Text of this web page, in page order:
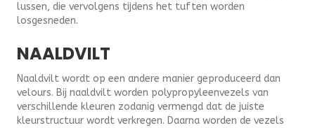
lussen, die vervolgens tijdens het tuften worden
losgesneden.
NAALDVILT
Naaldvilt wordt op een andere manier geproduceerd dan
velours. Bij naaldvilt worden polypropyleenvezels van
verschillende kleuren zodanig vermengd dat de juiste
kleurstructuur wordt verkregen. Daarna worden de vezels